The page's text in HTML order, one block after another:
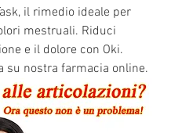
il rimedio ideale per
mestruali. Riduci
e il dolore con Oki.
su nostra farmacia online.